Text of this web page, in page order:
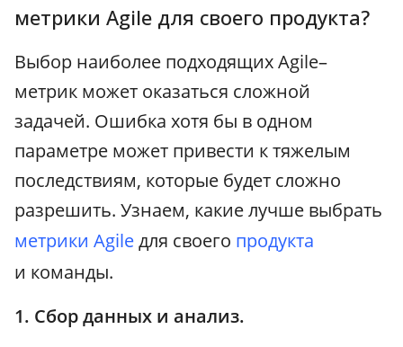
метрики Agile для своего продукта?
Выбор наиболее подходящих Agile–
метрик может оказаться сложной
задачей. Ошибка хотя бы в одном
параметре может привести к тяжелым
последствиям, которые будет сложно
разрешить. Узнаем, какие лучше выбрать
метрики Agileдля своего продукта
и команды.
1. Сбор данных и анализ.